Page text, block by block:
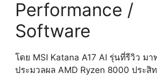
Performance /
Software
โดย MSI Katana A17 AI รุ่นที่รีวิว มา
ประมวลผล AMD Ryzen 8000 ประสิ